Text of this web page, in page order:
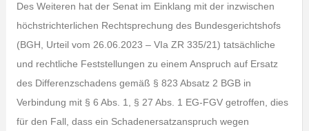
Des Weiteren hat der Senat im Einklang mit der inzwischen
höchstrichterlichen Rechtsprechung des Bundesgerichtshofs
(BGH, Urteil vom 26.06.2023 – VIa ZR 335/21) tatsächliche
und rechtliche Feststellungen zu einem Anspruch auf Ersatz
des Differenzschadens gemäß § 823 Absatz 2 BGB in
Verbindung mit § 6 Abs. 1, § 27 Abs. 1 EG-FGV getroffen, dies
für den Fall, dass ein Schadenersatzanspruch wegen